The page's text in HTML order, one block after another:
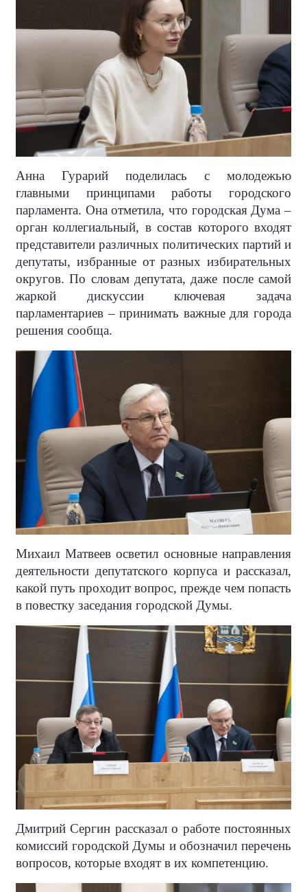
Анна Гурарий поделилась с молодежью
главными принципами работы городского
парламента. Она отметила, что городская Дума –
орган коллегиальный, в состав которого входят
представители различных политических партий и
депутаты, избранные от разных избирательных
округов. По словам депутата, даже после самой
жаркой дискуссии ключевая задача
парламентариев – принимать важные для города
решения сообща.
Михаил Матвеев осветил основные направления
деятельности депутатского корпуса и рассказал,
какой путь проходит вопрос, прежде чем попасть
в повестку заседания городской Думы.
Дмитрий Сергин рассказал о работе постоянных
комиссий городской Думы и обозначил перечень
вопросов, которые входят в их компетенцию.